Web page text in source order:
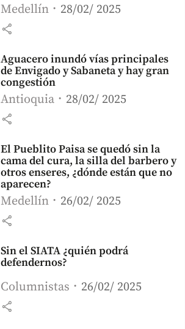
Medellín 28/02/ 2025
share
Aguacero inundó vías principales
de Envigado y Sabaneta y hay gran
congestión
Antioquia 28/02/ 2025
share
El Pueblito Paisa se quedó sin la
cama del cura, la silla del barbero y
otros enseres, ¿dónde están que no
aparecen?
Medellín 26/02/ 2025
share
Sin el SIATA ¿quién podrá
defendernos?
Columnistas 26/02/ 2025
share